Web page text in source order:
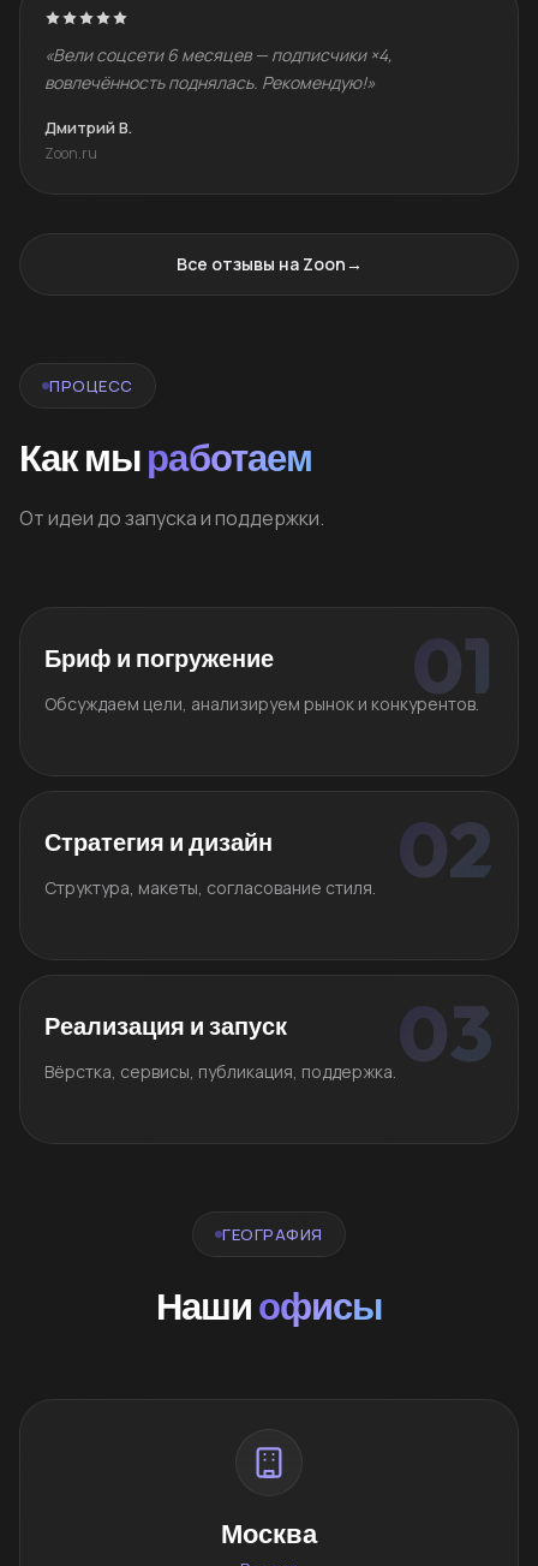
«Вели соцсети 6 месяцев — подписчики ×4,
вовлечённость поднялась. Рекомендую!»
Дмитрий В.
Zoon.ru
Все отзывы на Zoon→
ПРОЦЕСС
Как мыработаем
От идеи до запуска и поддержки.
Бриф и погружение
Обсуждаем цели, анализируем рынок и конкурентов.
Стратегия и дизайн
Структура, макеты, согласование стиля.
Реализация и запуск
Вёрстка, сервисы, публикация, поддержка.
ГЕОГРАФИЯ
Нашиофисы
Москва